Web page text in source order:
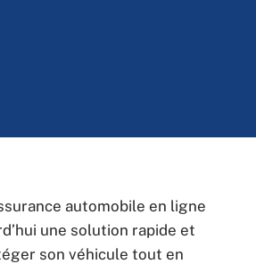
automobile en ligne
une solution rapide et
son véhicule tout en